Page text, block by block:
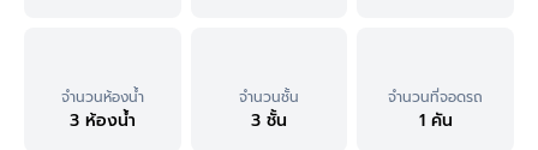
จำนวนห้องน้ำ
3 ห้องน้ำ
จำนวนชั้น
3 ชั้น
จำนวนที่จอดรถ
1 คัน